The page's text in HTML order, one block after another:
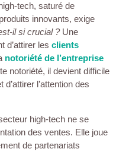
tech, saturé de
innovants, exige
il si crucial ?Une
d’attirer les clients
notoriété de l’entreprise
notoriété, il devient difficile
l’attention des
high-tech ne se
des ventes. Elle joue
de partenariats